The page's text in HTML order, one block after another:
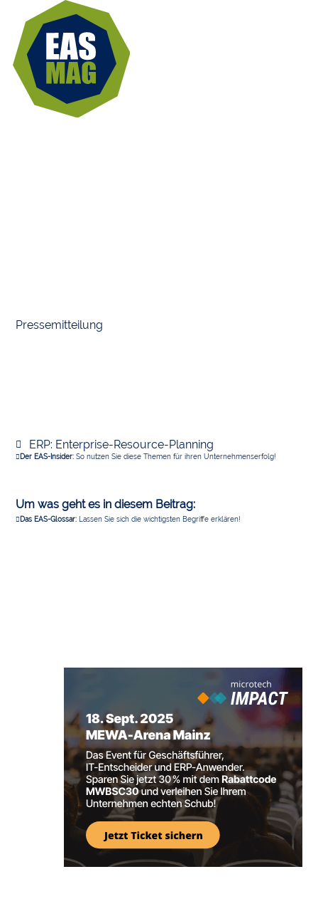
Pressemitteilung
ERP: Enterprise-Resource-Planning
Der EAS-Insider: So nutzen Sie diese Themen für ihren Unternehmenserfolg!
Um was geht es in diesem Beitrag:
Das EAS-Glossar: Lassen Sie sich die wichtigsten Begriffe erklären!